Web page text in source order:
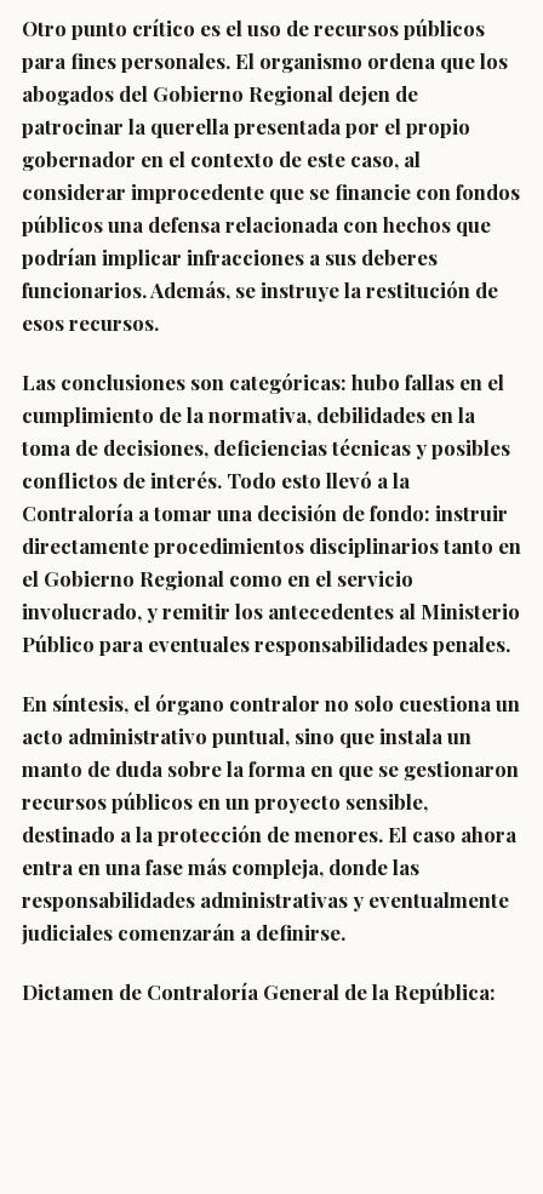
Otro punto crítico es el uso de recursos públicos
para fines personales. El organismo ordena que los
abogados del Gobierno Regional dejen de
patrocinar la querella presentada por el propio
gobernador en el contexto de este caso, al
considerar improcedente que se financie con fondos
públicos una defensa relacionada con hechos que
podrían implicar infracciones a sus deberes
funcionarios. Además, se instruye la restitución de
esos recursos.
Las conclusiones son categóricas: hubo fallas en el
cumplimiento de la normativa, debilidades en la
toma de decisiones, deficiencias técnicas y posibles
conflictos de interés. Todo esto llevó a la
Contraloría a tomar una decisión de fondo: instruir
directamente procedimientos disciplinarios tanto en
el Gobierno Regional como en el servicio
involucrado, y remitir los antecedentes al Ministerio
Público para eventuales responsabilidades penales.
En síntesis, el órgano contralor no solo cuestiona un
acto administrativo puntual, sino que instala un
manto de duda sobre la forma en que se gestionaron
recursos públicos en un proyecto sensible,
destinado a la protección de menores. El caso ahora
entra en una fase más compleja, donde las
responsabilidades administrativas y eventualmente
judiciales comenzarán a definirse.
Dictamen de Contraloría General de la República: